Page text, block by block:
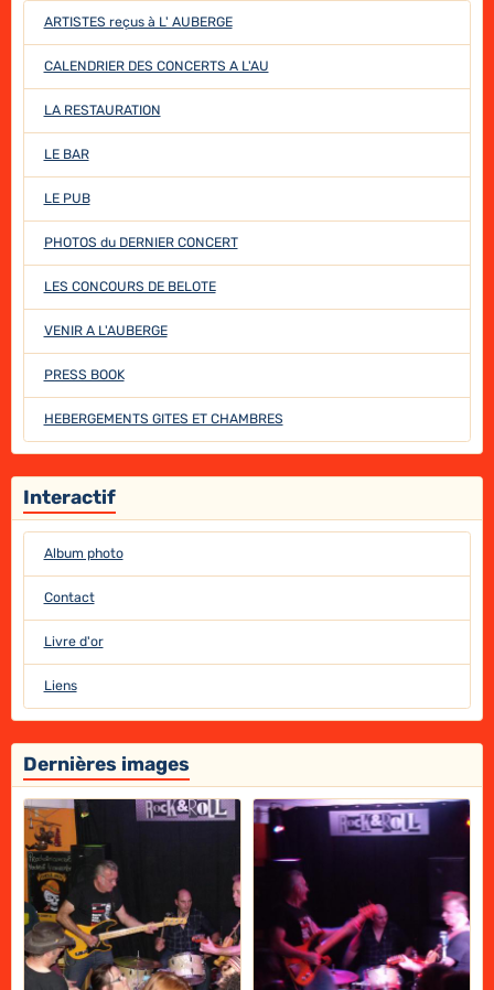
ARTISTES reçus à L' AUBERGE
CALENDRIER DES CONCERTS A L'AU
LA RESTAURATION
LE BAR
LE PUB
PHOTOS du DERNIER CONCERT
LES CONCOURS DE BELOTE
VENIR A L'AUBERGE
PRESS BOOK
HEBERGEMENTS GITES ET CHAMBRES
Interactif
Album photo
Contact
Livre d'or
Liens
Dernières images